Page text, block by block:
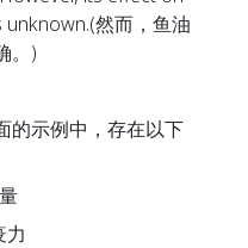
unknown.(然而，鱼油
。)
示例中，存在以下